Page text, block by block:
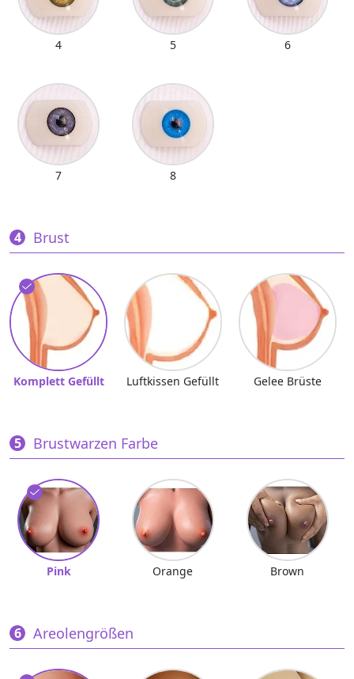
4 5 6
7 8
Brust
Komplett Gefüllt Luftkissen Gefüllt Gelee Brüste
Brustwarzen Farbe
Pink Orange Brown
Areolengrößen